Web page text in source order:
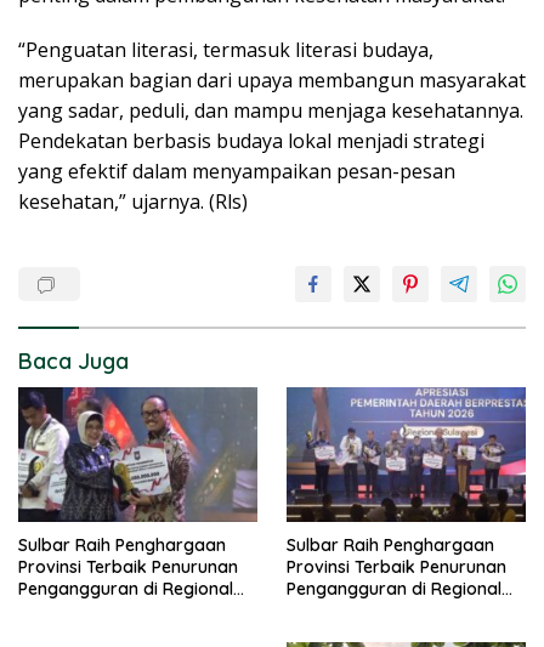
“Penguatan literasi, termasuk literasi budaya,
merupakan bagian dari upaya membangun masyarakat
yang sadar, peduli, dan mampu menjaga kesehatannya.
Pendekatan berbasis budaya lokal menjadi strategi
yang efektif dalam menyampaikan pesan-pesan
kesehatan,” ujarnya. (Rls)
Baca Juga
Sulbar Raih Penghargaan
Provinsi Terbaik Penurunan
Pengangguran di Regional
Sulbar Raih Penghargaan
Provinsi Terbaik Penurunan
Pengangguran di Regional